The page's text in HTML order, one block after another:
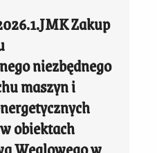
Zakup
niezbędnego
maszyn i
obiektach